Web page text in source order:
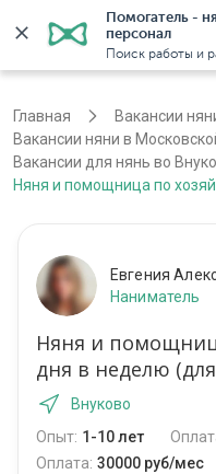
Помогатель -
персонал
Поиск работы и
Главная
Вакансии
Вакансии няни в
Вакансии для нянь во
Няня и помощница по
Евгения
Наниматель
Няня и
дня в неделю
Внуково
Опыт: 1-10 лет
Оплата: 30000 руб/мес